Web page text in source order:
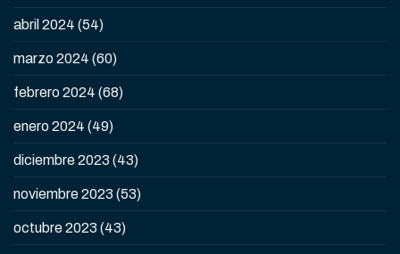
abril 2024 (54)
marzo 2024 (60)
febrero 2024 (68)
enero 2024 (49)
diciembre 2023 (43)
noviembre 2023 (53)
octubre 2023 (43)